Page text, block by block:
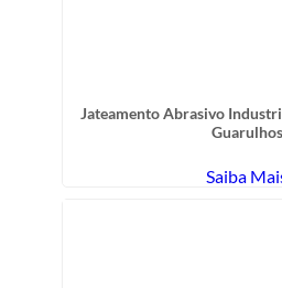
Jateamento Abrasivo
Guarulhos
Saiba